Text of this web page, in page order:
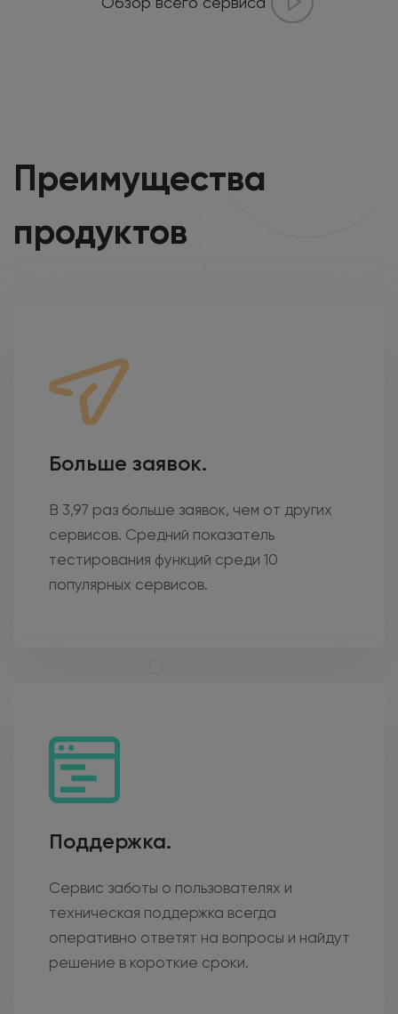
Обзор всего сервиса
Преимущества
продуктов
Больше заявок.
В 3,97 раз больше заявок, чем от других
сервисов. Средний показатель
тестирования функций среди 10
популярных сервисов.
Поддержка.
Сервис заботы о пользователях и
техническая поддержка всегда
оперативно ответят на вопросы и найдут
решение в короткие сроки.